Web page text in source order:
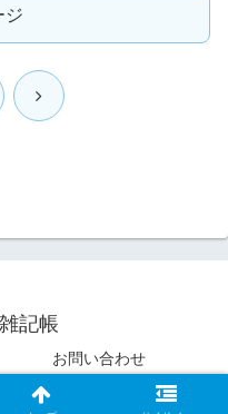
ジ
次
記帳
お問い合わせ
雑記帳.